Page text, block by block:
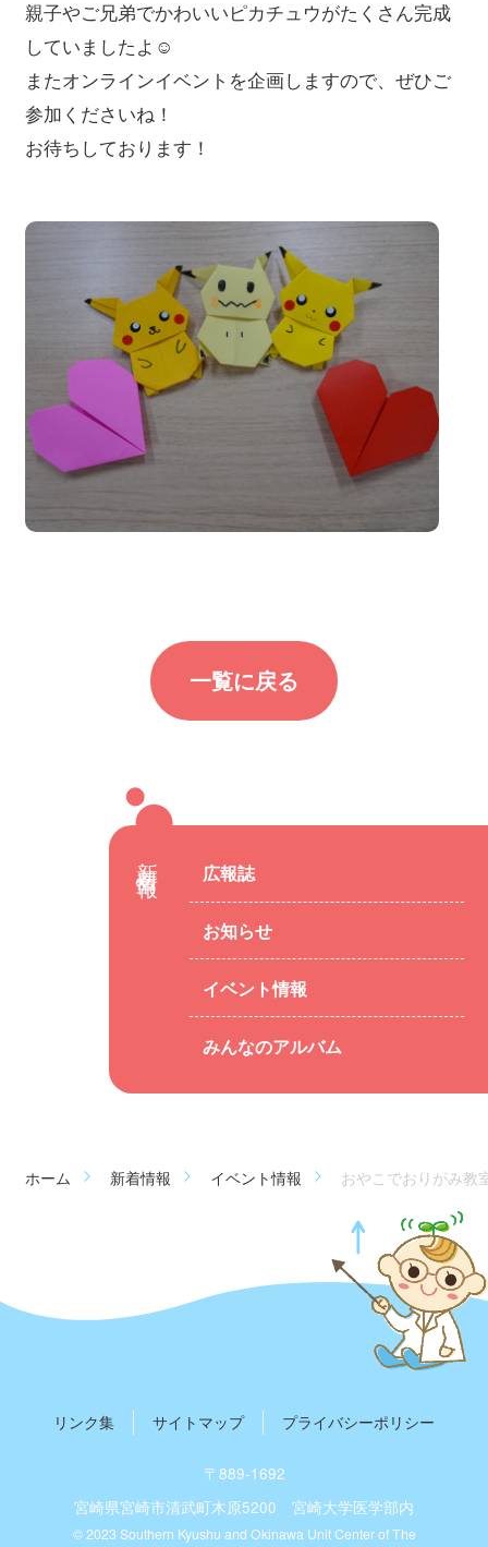
親子やご兄弟でかわいいピカチュウがたくさん完成
していましたよ☺
またオンラインイベントを企画しますので、ぜひご
参加くださいね！
お待ちしております！
一覧に戻る
広報誌
お知らせ
イベント情報
みんなのアルバム
ホーム 新着情報 イベント情報 おやこでおりがみ教
リンク集 サイトマップ プライバシーポリシー
〒889-1692
宮崎県宮崎市清武町木原5200 宮崎大学医学部内
© 2023 Southern Kyushu and Okinawa Unit Center of The